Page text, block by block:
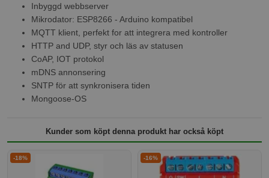
Inbyggd webbserver
Mikrodator: ESP8266 - Arduino kompatibel
MQTT klient, perfekt for att integrera med kontroller
HTTP and UDP, styr och läs av statusen
CoAP, IOT protokol
mDNS annonsering
SNTP för att synkronisera tiden
Mongoose-OS
Kunder som köpt denna produkt har också köpt
-18% -16%